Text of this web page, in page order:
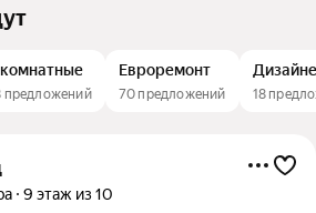
предложений
Евроремонт
70 предложений 18
9 этаж из 10